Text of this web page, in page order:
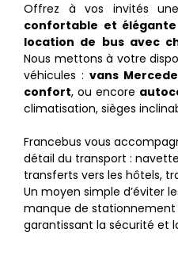
Offrez à vos invités
confortable et élégante
location de bus avec
Nous mettons à votre
véhicules :vans
confort, ou encore
climatisation, sièges
Francebus vous
détail du transport :
transferts vers les hôtels,
Un moyen simple d’éviter
manque de stationnement
garantissant la sécurité et